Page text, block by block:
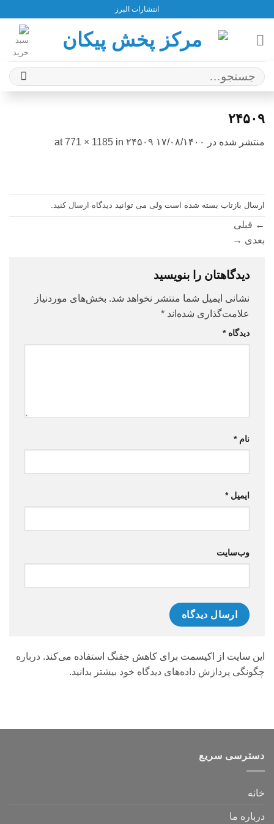
content
انتشارات البرز
جستجو
برای:
۲۴۵۰۹
منتشر شده در ۱۷/۰۸/۱۴۰۰ 771 × 1185 in ۲۴۵۰۹
ارسال بازتاب بسته شده است ولی می توانید دیدگاه ارسال کنید
← قبلی
بعدی →
دیدگاهتان را بنویسید
نشانی ایمیل شما منتشر نخواهد شد. بخش‌های موردنیاز
علامت‌گذاری شده‌اند *
دیدگاه*
نام*
ایمیل*
وب‌سایت
این سایت از اکیسمت برای کاهش جفنگ استفاده می‌کند. درباره
چگونگی پردازش داده‌های دیدگاه خود بیشتر بدانید.
دسترسی سریع
خانه
درباره ما